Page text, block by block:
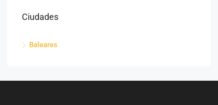
Ciudades
Baleares